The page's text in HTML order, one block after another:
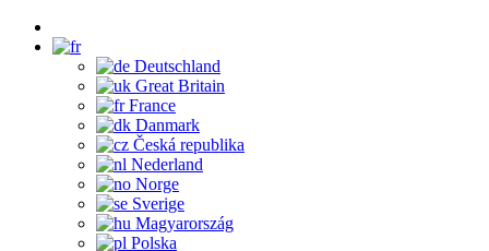
Deutschland
Great Britain
France
Danmark
Česká republika
Nederland
Norge
Sverige
Magyarország
Polska